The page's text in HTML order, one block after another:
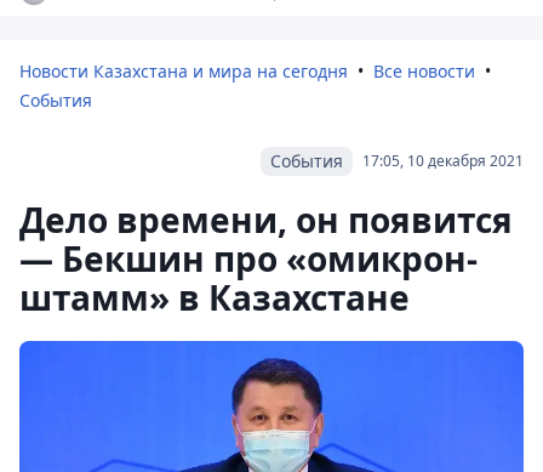
Новости Казахстана и мира на сегодня
Все новости
События
17:05, 10 декабря 2021
События
Дело времени, он появится
— Бекшин про «омикрон-
штамм» в Казахстане